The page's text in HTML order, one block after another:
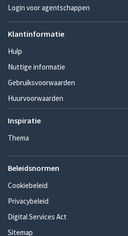
Login voor agentschappen
Klantinformatie
Hulp
Nuttige informatie
Gebruiksvoorwaarden
Huurvoorwaarden
Inspiratie
Thema
Beleidsnormen
Cookiebeleid
Privacybeleid
Digital Services Act
Sitemap